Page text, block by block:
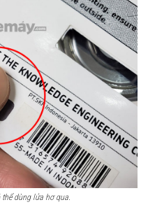
dùng lửa hơ qua.